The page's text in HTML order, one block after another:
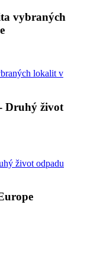
vybraných
lokalit v
Druhý život
život odpadu